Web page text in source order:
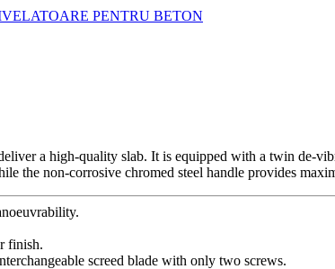
PENTRU BETON
a high-quality slab. It is equipped with a twin de-
the non-corrosive chromed steel handle provides
finish.
screed blade with only two screws.